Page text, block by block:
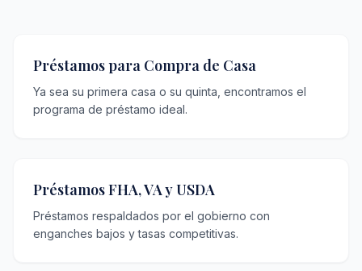
Préstamos para Compra de Casa
Ya sea su primera casa o su quinta, encontramos el
programa de préstamo ideal.
Préstamos FHA, VA y USDA
Préstamos respaldados por el gobierno con
enganches bajos y tasas competitivas.